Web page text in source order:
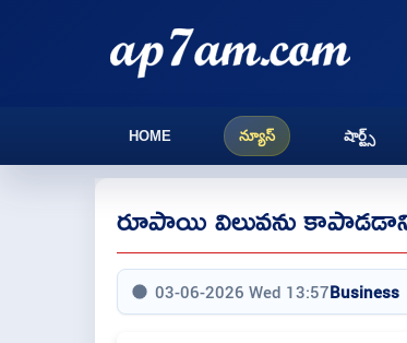
HOME న్యూస్ షార్ట్స్
రూపాయి విలువను
03-06-2026 Wed 13:57Business